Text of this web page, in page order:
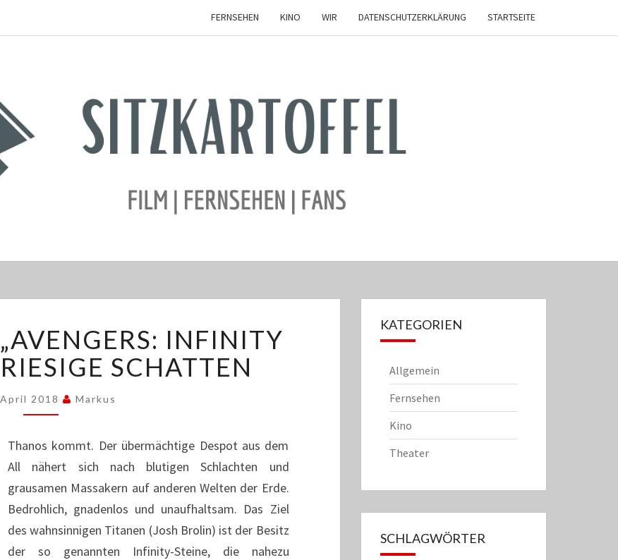
FERNSEHEN KINO WIR DATENSCHUTZERKLÄRUNG STARTSEITE
„AVENGERS:
INFINITY
WAR“
RIESIGE
INFINITY
SCHATTEN
2018 Markus
Thanos kommt. Der übermächtige Despot aus dem
All nähert sich nach blutigen Schlachten und
grausamen Massakern auf anderen Welten der Erde.
Bedrohlich, gnadenlos und unaufhaltsam. Das Ziel
des wahnsinnigen Titanen (Josh Brolin) ist der Besitz
der so genannten Infinity-Steine, die nahezu
KATEGORIEN
Allgemein
Fernsehen
Kino
Theater
SCHLAGWÖRTER